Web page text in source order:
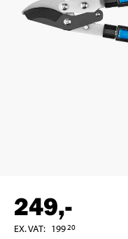
249,-
EX. VAT: 19920